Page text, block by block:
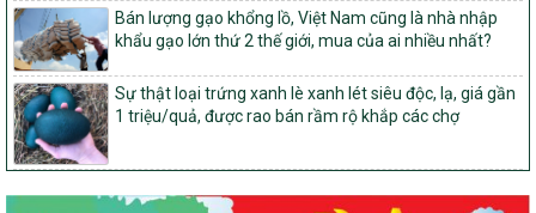
14/2026/TT-BNNMT
Hướng dẫn thực hiện một số nội dung tiêu chí, điều kiện thuộc Bộ
tiêu chí quốc gia về nông thôn mới giai đoạn 2026 – 2030 thuộc
phạm vi quản lý nhà nước của Bộ Nông nghiệp và Môi trường
417/QĐ-BNNMT
Phê duyệt Chương trình mục tiêu quốc gia xây dựng nông thôn
mới, giảm nghèo bền vững và phát triển kinh tế – xã hội vùng
Bán lượng gạo khổng lồ, Việt Nam cũng là nhà nhập
khẩu gạo lớn thứ 2 thế giới, mua của ai nhiều nhất?
Sự thật loại trứng xanh lè xanh lét siêu độc, lạ, giá gần
1 triệu/quả, được rao bán rầm rộ khắp các chợ